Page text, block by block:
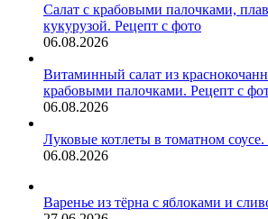
Салат с крабовыми палочками,
кукурузой. Рецепт с фото
06.08.2026
Витаминный салат из
крабовыми палочками. Рецепт с
06.08.2026
Луковые котлеты в томатном
06.08.2026
Варенье из тёрна с яблоками и